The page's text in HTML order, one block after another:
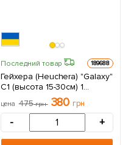
Последний товар 189688
Гейхера (Heuchera) "Galaxy"
С1 (высота 15-30см) 1
саженец в упаковке
цена 475грн 380 грн
- +